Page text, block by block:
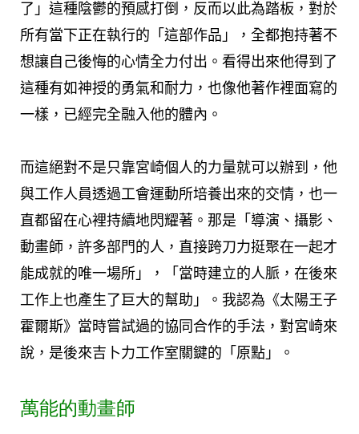
了」這種陰鬱的預感打倒，反而以此為踏板，對於
所有當下正在執行的「這部作品」，全都抱持著不
想讓自己後悔的心情全力付出。看得出來他得到了
這種有如神授的勇氣和耐力，也像他著作裡面寫的
一樣，已經完全融入他的體內。
而這絕對不是只靠宮崎個人的力量就可以辦到，他
與工作人員透過工會運動所培養出來的交情，也一
直都留在心裡持續地閃耀著。那是「導演、攝影、
動畫師，許多部門的人，直接跨刀力挺聚在一起才
能成就的唯一場所」，「當時建立的人脈，在後來
工作上也產生了巨大的幫助」。我認為《太陽王子
霍爾斯》當時嘗試過的協同合作的手法，對宮崎來
說，是後來吉卜力工作室關鍵的「原點」。
萬能的動畫師